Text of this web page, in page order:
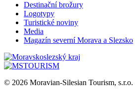
Destinační brožury
Logotypy
Turistické noviny
Media
Magazín severní Morava a Slezsko
© 2026 Moravian-Silesian Tourism, s.r.o.